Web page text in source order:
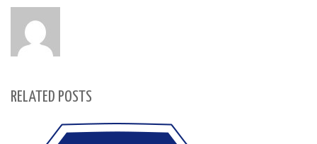
RELATED POSTS